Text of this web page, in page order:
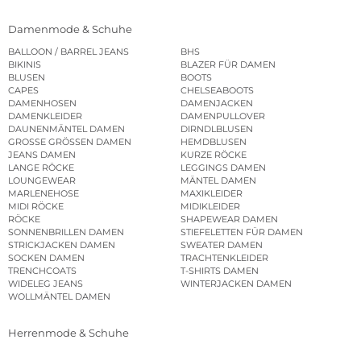
Damenmode & Schuhe
BALLOON / BARREL JEANS
BHS
BIKINIS
BLAZER FÜR DAMEN
BLUSEN
BOOTS
CAPES
CHELSEABOOTS
DAMENHOSEN
DAMENJACKEN
DAMENKLEIDER
DAMENPULLOVER
DAUNENMÄNTEL DAMEN
DIRNDLBLUSEN
GROSSE GRÖSSEN DAMEN
HEMDBLUSEN
JEANS DAMEN
KURZE RÖCKE
LANGE RÖCKE
LEGGINGS DAMEN
LOUNGEWEAR
MÄNTEL DAMEN
MARLENEHOSE
MAXIKLEIDER
MIDI RÖCKE
MIDIKLEIDER
RÖCKE
SHAPEWEAR DAMEN
SONNENBRILLEN DAMEN
STIEFELETTEN FÜR DAMEN
STRICKJACKEN DAMEN
SWEATER DAMEN
SOCKEN DAMEN
TRACHTENKLEIDER
TRENCHCOATS
T-SHIRTS DAMEN
WIDELEG JEANS
WINTERJACKEN DAMEN
WOLLMÄNTEL DAMEN
Herrenmode & Schuhe